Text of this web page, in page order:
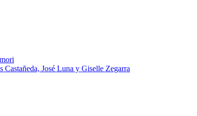
José Luna y Giselle Zegarra